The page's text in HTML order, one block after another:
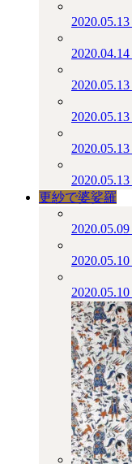
2020.05.13
2020.04.14
2020.05.13
2020.05.13
2020.05.13
2020.05.13
更紗で婆娑羅
2020.05.09
2020.05.10
2020.05.10